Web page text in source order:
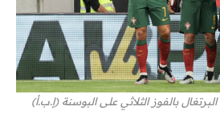
بالفوز الثلاثي على البوسنة (إ.ب.أ)